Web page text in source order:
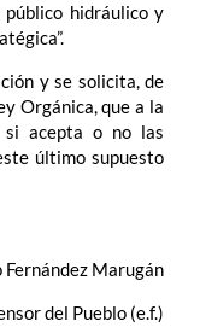
público hidráulico y
y se solicita, de
Orgánica, que a la
si acepta o no las
último supuesto
Fernández Marugán
del Pueblo (e.f.)